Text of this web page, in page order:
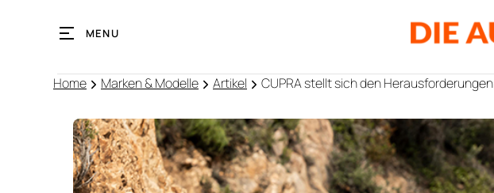
MENU
Home Marken & Modelle Artikel CUPRA stellt sich den Herausforderungen